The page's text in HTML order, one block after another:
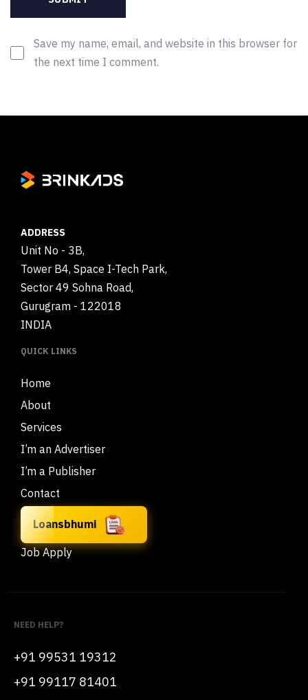
Save my name, email, and website in this browser for
the next time I comment.
ADDRESS
Unit No - 3B,
Tower B4, Space I-Tech Park,
Sector 49 Sohna Road,
Gurugram - 122018
INDIA
QUICK LINKS
Home
About
Services
I’m an Advertiser
I’m a Publisher
Contact
Loansbhumi
Job Apply
NEED HELP?
+91 99531 19312
+91 99117 81401